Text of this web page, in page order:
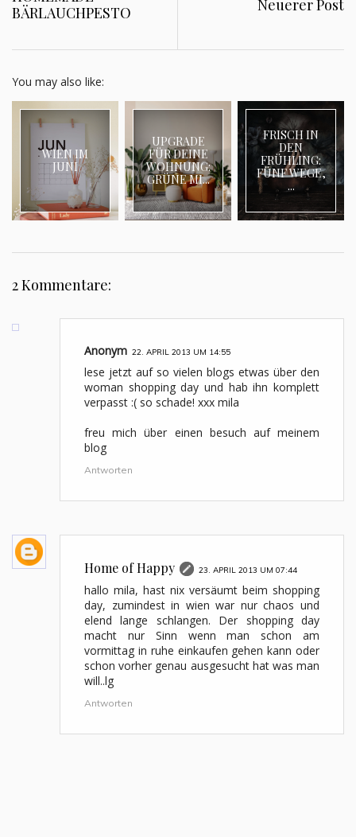
BÄRLAUCHPESTO
Neuerer Post
You may also like:
WIEN IM
JUNI
UPGRADE
FÜR DEINE
WOHNUNG:
GRÜNE MI...
FRISCH IN
DEN
FRÜHLING:
FÜNF WEGE,
...
2 Kommentare:
Anonym 22. APRIL 2013 UM 14:55
lese jetzt auf so vielen blogs etwas über den
woman shopping day und hab ihn komplett
verpasst :( so schade! xxx mila
freu mich über einen besuch auf meinem
blog
Antworten
Home of Happy 23. APRIL 2013 UM 07:44
hallo mila, hast nix versäumt beim shopping
day, zumindest in wien war nur chaos und
elend lange schlangen. Der shopping day
macht nur Sinn wenn man schon am
vormittag in ruhe einkaufen gehen kann oder
schon vorher genau ausgesucht hat was man
will..lg
Antworten